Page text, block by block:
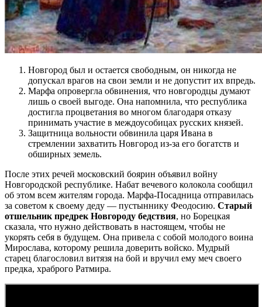
Новгород был и остается свободным, он никогда не
допускал врагов на свои земли и не допустит их впредь.
Марфа опровергла обвинения, что новгородцы думают
лишь о своей выгоде. Она напомнила, что республика
достигла процветания во многом благодаря отказу
принимать участие в междоусобицах русских князей.
Защитница вольности обвинила царя Ивана в
стремлении захватить Новгород из-за его богатств и
обширных земель.
После этих речей московский боярин объявил войну
Новгородской республике. Набат вечевого колокола сообщил
об этом всем жителям города. Марфа-Посадница отправилась
за советом к своему деду — пустыннику Феодосию. Старый
отшельник предрек Новгороду бедствия, но Борецкая
сказала, что нужно действовать в настоящем, чтобы не
укорять себя в будущем. Она привела с собой молодого воина
Мирослава, которому решила доверить войско. Мудрый
старец благословил витязя на бой и вручил ему меч своего
предка, храброго Ратмира.